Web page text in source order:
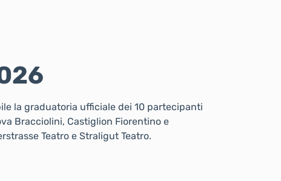
la graduatoria ufficiale dei 10 partecipanti
Bracciolini, Castiglion Fiorentino e
Teatro e Straligut Teatro.